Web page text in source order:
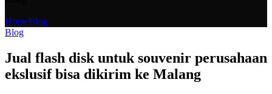
HomeBlog
Blog
Jual flash disk untuk souvenir perusahaan
ekslusif bisa dikirim ke Malang